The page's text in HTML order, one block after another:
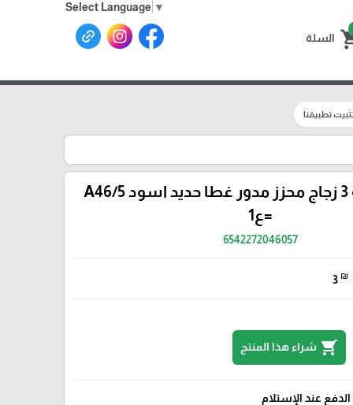
Select Language ▼
السلة
تطبيقنا
مطربان نمرة 3 زجاج محزز مدور غطا حديد اسود A46/5
=ع1
6542272046057
3 ₪
shopping_cart شراء هذا المنتج
الدفع عند الإستلام